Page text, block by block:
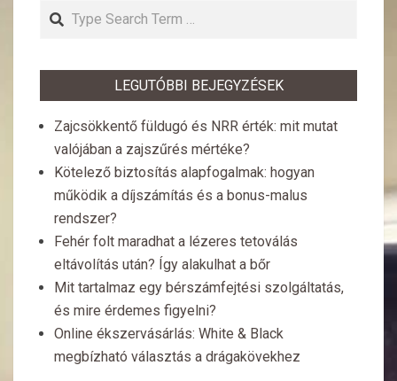
Search
LEGUTÓBBI BEJEGYZÉSEK
Zajcsökkentő füldugó és NRR érték: mit mutat
valójában a zajszűrés mértéke?
Kötelező biztosítás alapfogalmak: hogyan
működik a díjszámítás és a bonus-malus
rendszer?
Fehér folt maradhat a lézeres tetoválás
eltávolítás után? Így alakulhat a bőr
Mit tartalmaz egy bérszámfejtési szolgáltatás,
és mire érdemes figyelni?
Online ékszervásárlás: White & Black
megbízható választás a drágakövekhez